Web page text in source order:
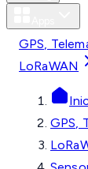
GPS,
LoRaWAN
GPS,